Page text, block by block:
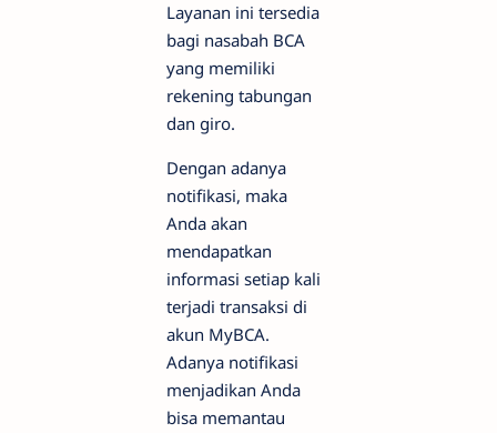
Layanan ini tersedia
bagi nasabah BCA
yang memiliki
rekening tabungan
dan giro.
Dengan adanya
notifikasi, maka
Anda akan
mendapatkan
informasi setiap kali
terjadi transaksi di
akun MyBCA.
Adanya notifikasi
menjadikan Anda
bisa memantau